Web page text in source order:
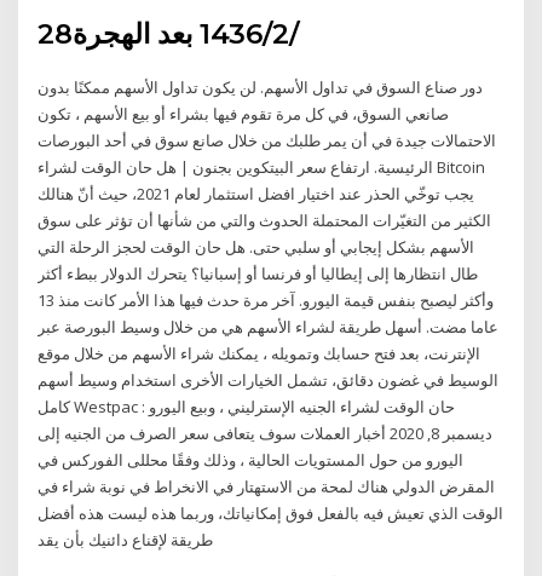
28‏‏/2‏‏/1436 بعد الهجرة
دور صناع السوق في تداول الأسهم. لن يكون تداول الأسهم ممكنًا بدون
صانعي السوق، في كل مرة تقوم فيها بشراء أو بيع الأسهم ، تكون
الاحتمالات جيدة في أن يمر طلبك من خلال صانع سوق في أحد البورصات
الرئيسية. ارتفاع سعر البيتكوين بجنون | هل حان الوقت لشراء Bitcoin
يجب توخّي الحذر عند اختيار افضل استثمار لعام 2021، حيث أنّ هنالك
الكثير من التغيّرات المحتملة الحدوث والتي من شأنها أن تؤثر على سوق
الأسهم بشكل إيجابي أو سلبي حتى. هل حان الوقت لحجز الرحلة التي
طال انتظارها إلى إيطاليا أو فرنسا أو إسبانيا؟ يتحرك الدولار ببطء أكثر
وأكثر ليصبح بنفس قيمة اليورو. آخر مرة حدث فيها هذا الأمر كانت منذ 13
عاما مضت. أسهل طريقة لشراء الأسهم هي من خلال وسيط البورصة عبر
الإنترنت، بعد فتح حسابك وتمويله ، يمكنك شراء الأسهم من خلال موقع
الوسيط في غضون دقائق، تشمل الخيارات الأخرى استخدام وسيط أسهم
كامل Westpac : حان الوقت لشراء الجنيه الإسترليني ، وبيع اليورو
ديسمبر 8, 2020 أخبار العملات سوف يتعافى سعر الصرف من الجنيه إلى
اليورو من حول المستويات الحالية ، وذلك وفقًا محللى الفوركس في
المقرض الدولي هناك لمحة من الاستهتار في الانخراط في نوبة شراء في
الوقت الذي تعيش فيه بالفعل فوق إمكانياتك، وربما هذه ليست هذه أفضل
طريقة لإقناع دائنيك بأن يقد